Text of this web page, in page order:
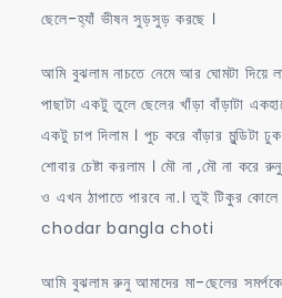
ছেলে-হ্যাঁ ভীষন সুড়সুড় করছে ।
আমি বুঝলাম নাচতে নেমে আর ঘোমটা দিয়ে
পাছাটা একটু তুলে ছেলের খাঁড়া বাঁড়াটা
একটু চাপ দিলাম । পুচ করে বাঁড়ার মুন্ডিটা
শোবার চেষ্টা করলাম । মৌ না ,মৌ না করে
ও এখন ঠাপাতে পারবে না.। তুই টিকুর
chodar bangla choti
আমি বুঝলাম রুনু আমাদের মা-ছেলের